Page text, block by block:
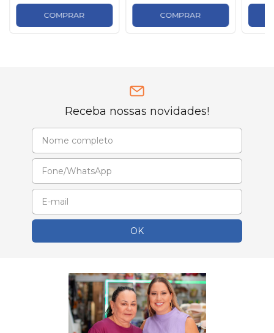
COMPRAR COMPRAR
Receba nossas novidades!